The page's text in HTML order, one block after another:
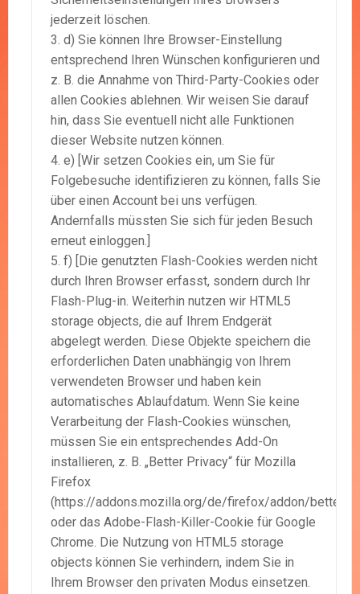
jederzeit löschen.
d) Sie können Ihre Browser-Einstellung
entsprechend Ihren Wünschen konfigurieren und
z. B. die Annahme von Third-Party-Cookies oder
allen Cookies ablehnen. Wir weisen Sie darauf
hin, dass Sie eventuell nicht alle Funktionen
dieser Website nutzen können.
e) [Wir setzen Cookies ein, um Sie für
Folgebesuche identifizieren zu können, falls Sie
über einen Account bei uns verfügen.
Andernfalls müssten Sie sich für jeden Besuch
erneut einloggen.]
f) [Die genutzten Flash-Cookies werden nicht
durch Ihren Browser erfasst, sondern durch Ihr
Flash-Plug-in. Weiterhin nutzen wir HTML5
storage objects, die auf Ihrem Endgerät
abgelegt werden. Diese Objekte speichern die
erforderlichen Daten unabhängig von Ihrem
verwendeten Browser und haben kein
automatisches Ablaufdatum. Wenn Sie keine
Verarbeitung der Flash-Cookies wünschen,
müssen Sie ein entsprechendes Add-On
installieren, z. B. „Better Privacy“ für Mozilla
Firefox
(https://addons.mozilla.org/de/firefox/addon/
oder das Adobe-Flash-Killer-Cookie für Google
Chrome. Die Nutzung von HTML5 storage
objects können Sie verhindern, indem Sie in
Ihrem Browser den privaten Modus einsetzen.